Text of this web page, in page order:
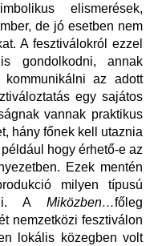
elismerések,
de jó esetben nem
A fesztiválokról ezzel
gondolkodni, annak
az adott
egy sajátos
vannak praktikus
hány főnek kell utaznia
hogy érhető-e az
Ezek mentén
milyen típusú
A Miközben…főleg
nemzetközi fesztiválon
lokális közegben volt